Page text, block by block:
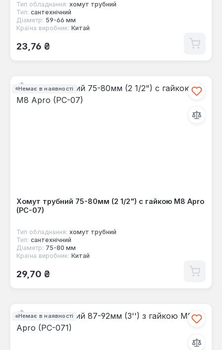
Тип обладнання: хомут трубний
Тип: сантехнічний
Діаметр: 59-66 мм
Країна виробник: Китай
Звичайна ціна:
23,76 ₴
Немає в наявності
Хомут трубний 75-80мм (2 1/2") с гайкою М8 Apro
(PC-07)
Тип обладнання: хомут трубний
Тип: сантехнічний
Діаметр: 75-80 мм
Країна виробник: Китай
Звичайна ціна:
29,70 ₴
Немає в наявності